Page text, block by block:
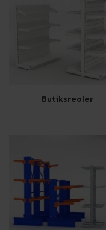
Butiksreoler